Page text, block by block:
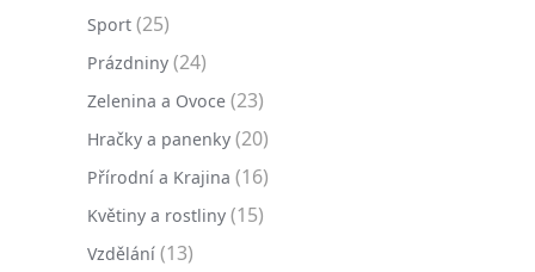
Sport (25)
Prázdniny (24)
Zelenina a Ovoce (23)
Hračky a panenky (20)
Přírodní a Krajina (16)
Květiny a rostliny (15)
Vzdělání (13)